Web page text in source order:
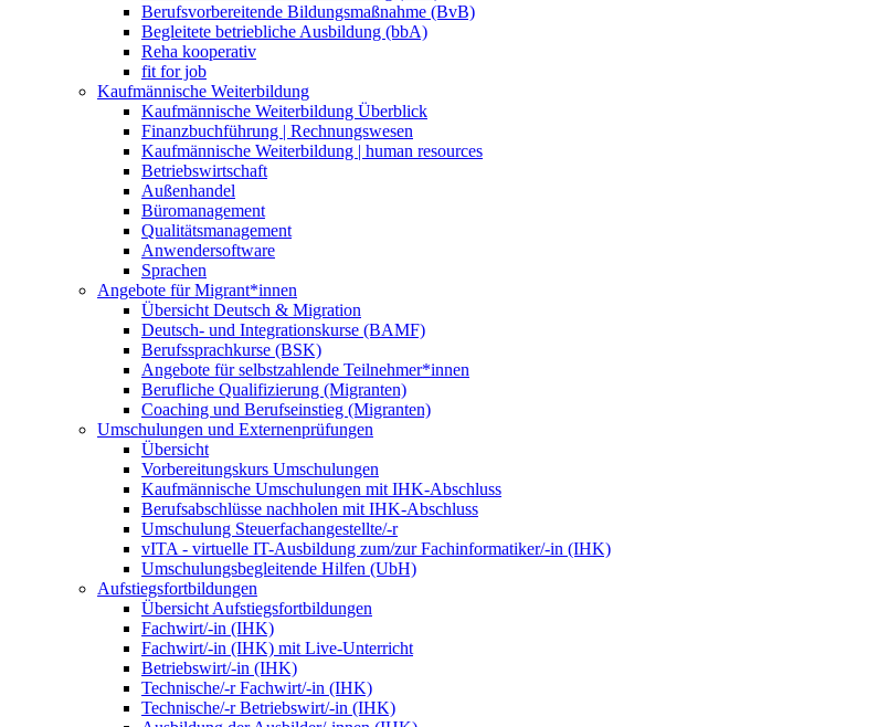
Berufsvorbereitende Bildungsmaßnahme (BvB)
Begleitete betriebliche Ausbildung (bbA)
Reha kooperativ
fit for job
Kaufmännische Weiterbildung
Kaufmännische Weiterbildung Überblick
Finanzbuchführung | Rechnungswesen
Kaufmännische Weiterbildung | human resources
Betriebswirtschaft
Außenhandel
Büromanagement
Qualitätsmanagement
Anwendersoftware
Sprachen
Angebote für Migrant*innen
Übersicht Deutsch & Migration
Deutsch- und Integrationskurse (BAMF)
Berufssprachkurse (BSK)
Angebote für selbstzahlende Teilnehmer*innen
Berufliche Qualifizierung (Migranten)
Coaching und Berufseinstieg (Migranten)
Umschulungen und Externenprüfungen
Übersicht
Vorbereitungskurs Umschulungen
Kaufmännische Umschulungen mit IHK-Abschluss
Berufsabschlüsse nachholen mit IHK-Abschluss
Umschulung Steuerfachangestellte/-r
vITA - virtuelle IT-Ausbildung zum/zur Fachinformatiker/-in (IHK)
Umschulungsbegleitende Hilfen (UbH)
Aufstiegsfortbildungen
Übersicht Aufstiegsfortbildungen
Fachwirt/-in (IHK)
Fachwirt/-in (IHK) mit Live-Unterricht
Betriebswirt/-in (IHK)
Technische/-r Fachwirt/-in (IHK)
Technische/-r Betriebswirt/-in (IHK)